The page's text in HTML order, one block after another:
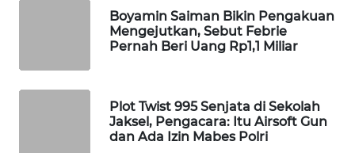
Boyamin Saiman Bikin Pengakuan
Mengejutkan, Sebut Febrie
Pernah Beri Uang Rp1,1 Miliar
Plot Twist 995 Senjata di Sekolah
Jaksel, Pengacara: Itu Airsoft Gun
dan Ada Izin Mabes Polri